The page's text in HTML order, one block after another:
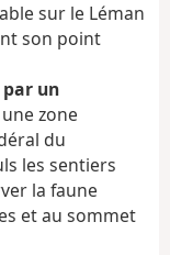
v
sur le Léman
son point
un
zone
du
les sentiers
la faune
et au sommet